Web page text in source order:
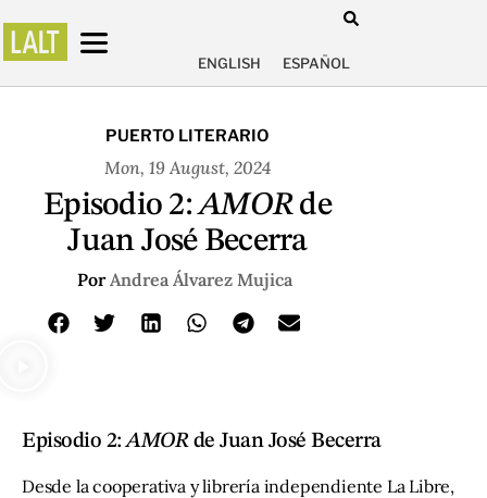
ENGLISH ESPAÑOL
PUERTO LITERARIO
Mon, 19 August, 2024
Episodio 2:AMORde
Juan José Becerra
Por Andrea Álvarez Mujica
Episodio 2:AMORde Juan José Becerra
Desde la cooperativa y librería independiente La Libre,